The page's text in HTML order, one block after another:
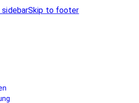
Skip to footer